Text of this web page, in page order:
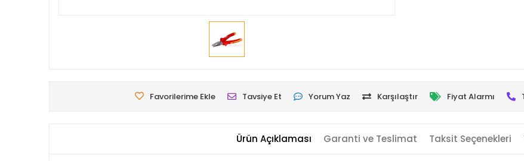
Favorilerime Ekle Tavsiye Et Yorum Yaz Karşılaştır Fiyat Alarmı
Ürün Açıklaması Garanti ve Teslimat Taksit Seçenekleri